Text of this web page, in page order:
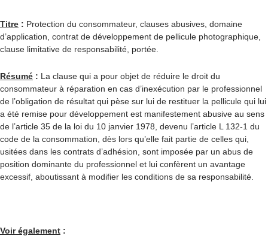
Titre : Protection du consommateur, clauses abusives, domaine
d’application, contrat de développement de pellicule photographique,
clause limitative de responsabilité, portée.
Résumé : La clause qui a pour objet de réduire le droit du
consommateur à réparation en cas d’inexécution par le professionnel
de l’obligation de résultat qui pèse sur lui de restituer la pellicule qui lui
a été remise pour développement est manifestement abusive au sens
de l’article 35 de la loi du 10 janvier 1978, devenu l’article L 132-1 du
code de la consommation, dès lors qu’elle fait partie de celles qui,
usitées dans les contrats d’adhésion, sont imposée par un abus de
position dominante du professionnel et lui confèrent un avantage
excessif, aboutissant à modifier les conditions de sa responsabilité.
Voir également :